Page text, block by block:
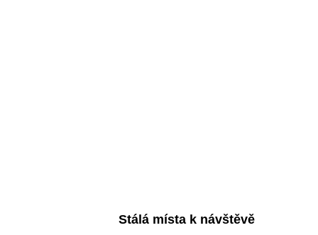
Stálá místa k návštěvě